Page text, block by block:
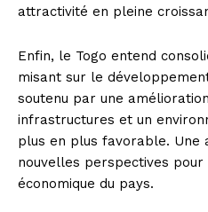
attractivité en pleine
Enfin, le Togo entend
misant sur le
soutenu par une
infrastructures et un
plus en plus favorable. Une
nouvelles perspectives
économique du pays.